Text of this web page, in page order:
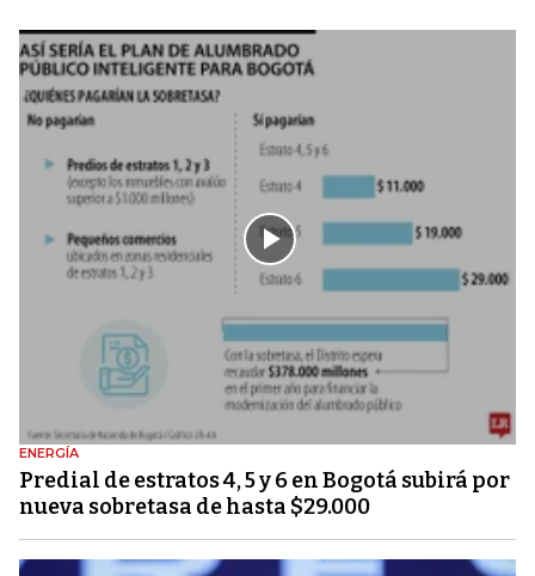
ENERGÍA
Predial de estratos 4, 5 y 6 en Bogotá subirá por
nueva sobretasa de hasta $29.000